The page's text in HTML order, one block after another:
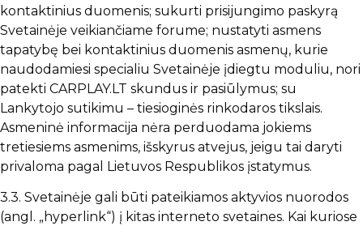
kontaktinius duomenis; sukurti prisijungimo paskyrą
Svetainėje veikiančiame forume; nustatyti asmens
tapatybę bei kontaktinius duomenis asmenų, kurie
naudodamiesi specialiu Svetainėje įdiegtu moduliu, nori
patekti CARPLAY.LT skundus ir pasiūlymus; su
Lankytojo sutikimu – tiesioginės rinkodaros tikslais.
Asmeninė informacija nėra perduodama jokiems
tretiesiems asmenims, išskyrus atvejus, jeigu tai daryti
privaloma pagal Lietuvos Respublikos įstatymus.
3.3. Svetainėje gali būti pateikiamos aktyvios nuorodos
(angl. „hyperlink“) į kitas interneto svetaines. Kai kuriose